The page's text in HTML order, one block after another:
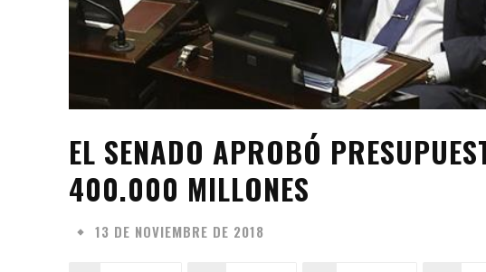
EL SENADO APROBÓ
400.000 MILLONES
13 DE NOVIEMBRE DE 2018